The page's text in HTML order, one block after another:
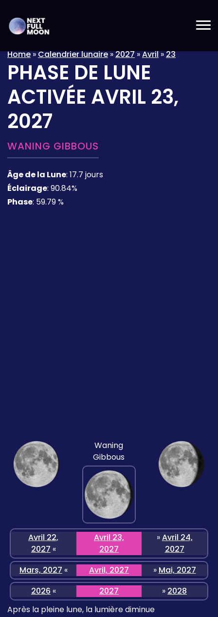
Home»Calendrier lunaire»2027»Avril»23
PHASE DE LUNE
ACTIVÉE AVRIL 23,
2027
WANING GIBBOUS
Âge de la Lune: 17.7 jours
Éclairage: 90.84%
Phase: 59.79 %
Waning
Gibbous
Avril 22,
2027 «
Avril 23,
2027
»Avril 24,
2027
Mars, 2027 « Avril, 2027 » Mai, 2027
2026 « 2027 » 2028
Après la pleine lune, la lumière diminue